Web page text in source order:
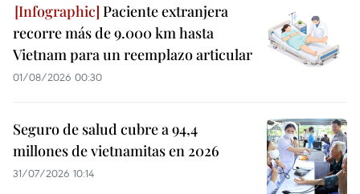
Paciente extranjera
recorre más de 9.000 km hasta
Vietnam para un reemplazo articular
01/08/2026 00:30
Seguro de salud cubre a 94,4
millones de vietnamitas en 2026
31/07/2026 10:14